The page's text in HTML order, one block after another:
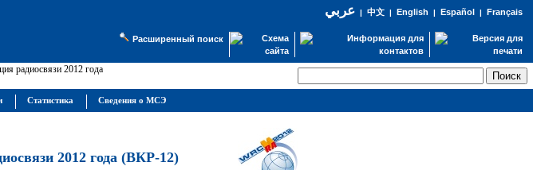
عربي| 中文| English | Español | Français
Расширенный поиск
радиосвязи 2012 года
2012 года (ВКР-12)
Статистика Сведения о МСЭ